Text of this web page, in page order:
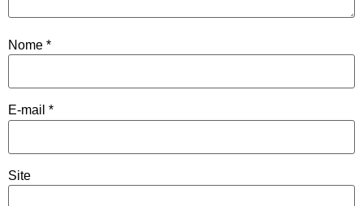
Nome *
E-mail *
Site